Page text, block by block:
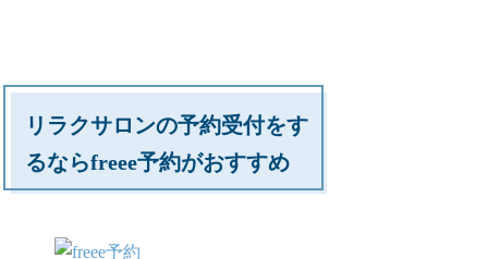
リラクサロンの予約受付をす
るならfreee予約がおすすめ